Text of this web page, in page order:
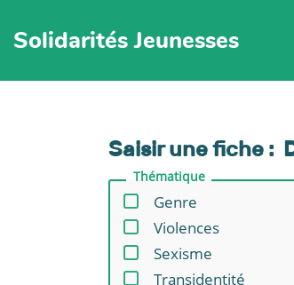
Solidarités Jeunesses
Saisir une fiche :
Thématique
Genre
Violences
Sexisme
Transidentité